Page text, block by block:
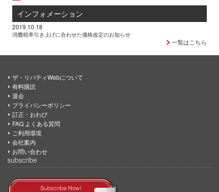
インフォメーション
2019.10.18
消費税率引き上げに合わせた価格改定のお知らせ
一覧はこちら
ザ・リバティWebについて
有料購読
退会
プライバシーポリシー
訂正・おわび
FAQ よくある質問
ご利用環境
会社案内
お問い合わせ
subscribe